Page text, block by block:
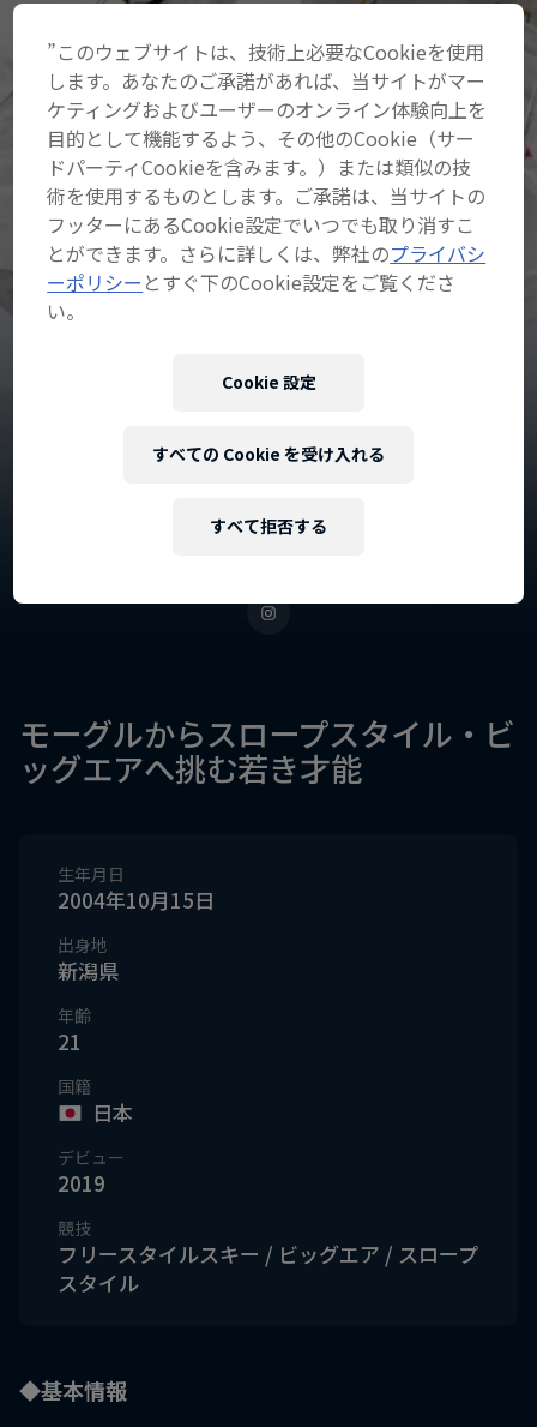
川村
日本 · スキー
モーグルからスロープスタイル・ビ
ッグエアへ挑む若き才能
生年月日
2004年10月15日
出身地
新潟県
年齢
21
国籍
日本
デビュー
2019
競技
フリースタイルスキー / ビッグエア / スロープ
スタイル
◆基本情報
”このウェブサイトは、技術上必要なCookieを使用
します。あなたのご承諾があれば、当サイトがマー
ケティングおよびユーザーのオンライン体験向上を
目的として機能するよう、その他のCookie（サー
ドパーティCookieを含みます。）または類似の技
術を使用するものとします。ご承諾は、当サイトの
フッターにあるCookie設定でいつでも取り消すこ
とができます。さらに詳しくは、弊社のプライバシ
ーポリシー とすぐ下のCookie設定をご覧くださ
い。
Cookie 設定
すべて拒否する
すべての Cookie を受け入れる